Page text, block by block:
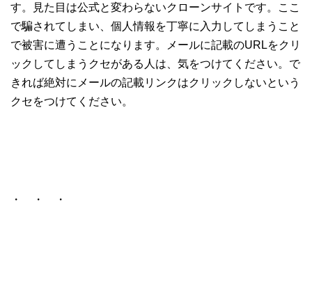
す。見た目は公式と変わらないクローンサイトです。ここ
で騙されてしまい、個人情報を丁寧に入力してしまうこと
で被害に遭うことになります。メールに記載のURLをクリ
ックしてしまうクセがある人は、気をつけてください。で
きれば絶対にメールの記載リンクはクリックしないという
クセをつけてください。
・ ・ ・